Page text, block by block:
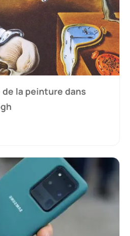
la peinture dans